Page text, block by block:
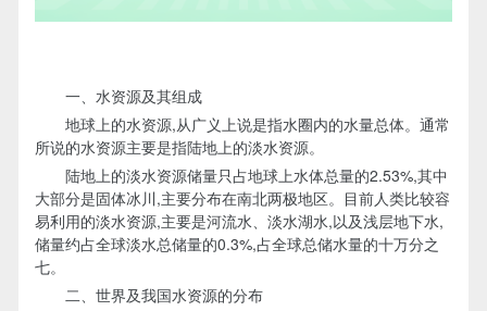
一、水资源及其组成
地球上的水资源,从广义上说是指水圈内的水量总体。通常
所说的水资源主要是指陆地上的淡水资源。
陆地上的淡水资源储量只占地球上水体总量的2.53%,其中
大部分是固体冰川,主要分布在南北两极地区。目前人类比较容
易利用的淡水资源,主要是河流水、淡水湖水,以及浅层地下水,
储量约占全球淡水总储量的0.3%,占全球总储水量的十万分之
七。
二、世界及我国水资源的分布